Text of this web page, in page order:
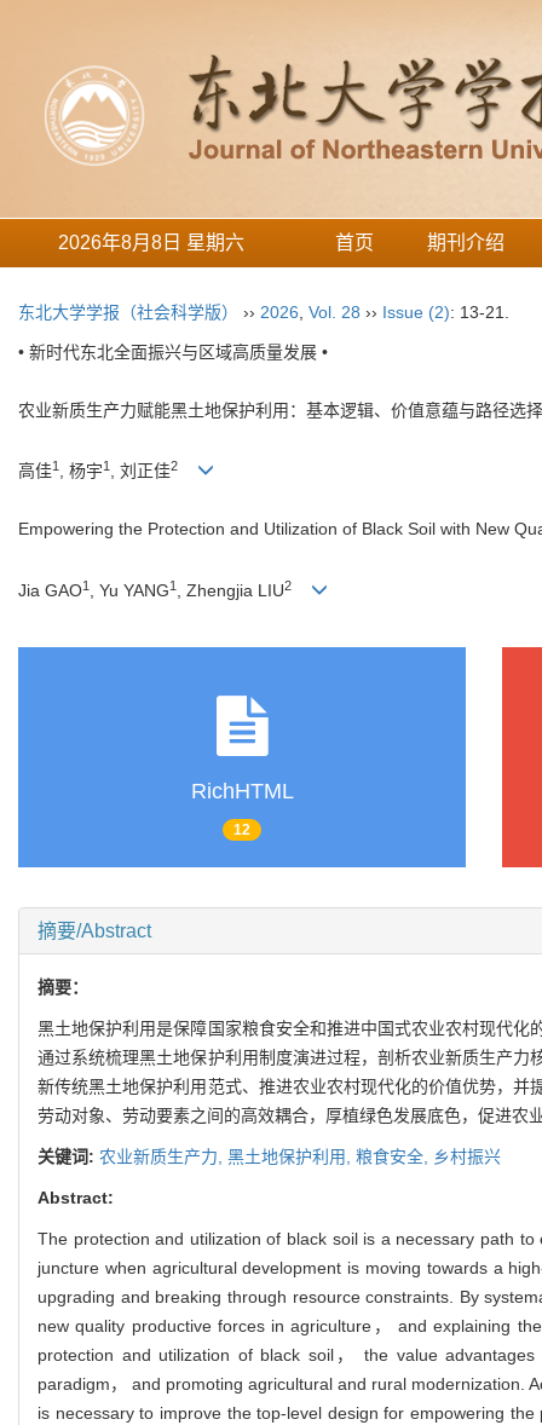
2026年8月8日 星期六 首页 期刊介绍
东北大学学报（社会科学版） ›› 2026 Vol. 28 ›› Issue (2): 13-21.
• 新时代东北全面振兴与区域高质量发展 •
农业新质生产力赋能黑土地保护利用：基本逻辑、价值意蕴与路径选择
高佳1 , 杨宇1 , 刘正佳2
Empowering the Protection and Utilization of Black Soil with New
Jia GAO1 , Yu YANG1 , Zhengjia LIU2
RichHTML
12
摘要/Abstract
摘要：
黑土地保护利用是保障国家粮食安全和推进中国式农业农村现代
通过系统梳理黑土地保护利用制度演进过程，剖析农业新质生产
新传统黑土地保护利用范式、推进农业农村现代化的价值优势，
劳动对象、劳动要素之间的高效耦合，厚植绿色发展底色，促进农
关键词: 农业新质生产力, 黑土地保护利用, 粮食安全, 乡村振兴
Abstract:
The protection and utilization of black soil is a necessary path
juncture when agricultural development is moving towards a
upgrading and breaking through resource constraints. By
new quality productive forces in agriculture， and explaining
protection and utilization of black soil， the value
paradigm， and promoting agricultural and rural modernization.
is necessary to improve the top-level design for empowering